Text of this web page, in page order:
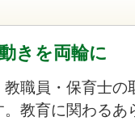
きを両輪に
職員・保育士の
教育に関わる